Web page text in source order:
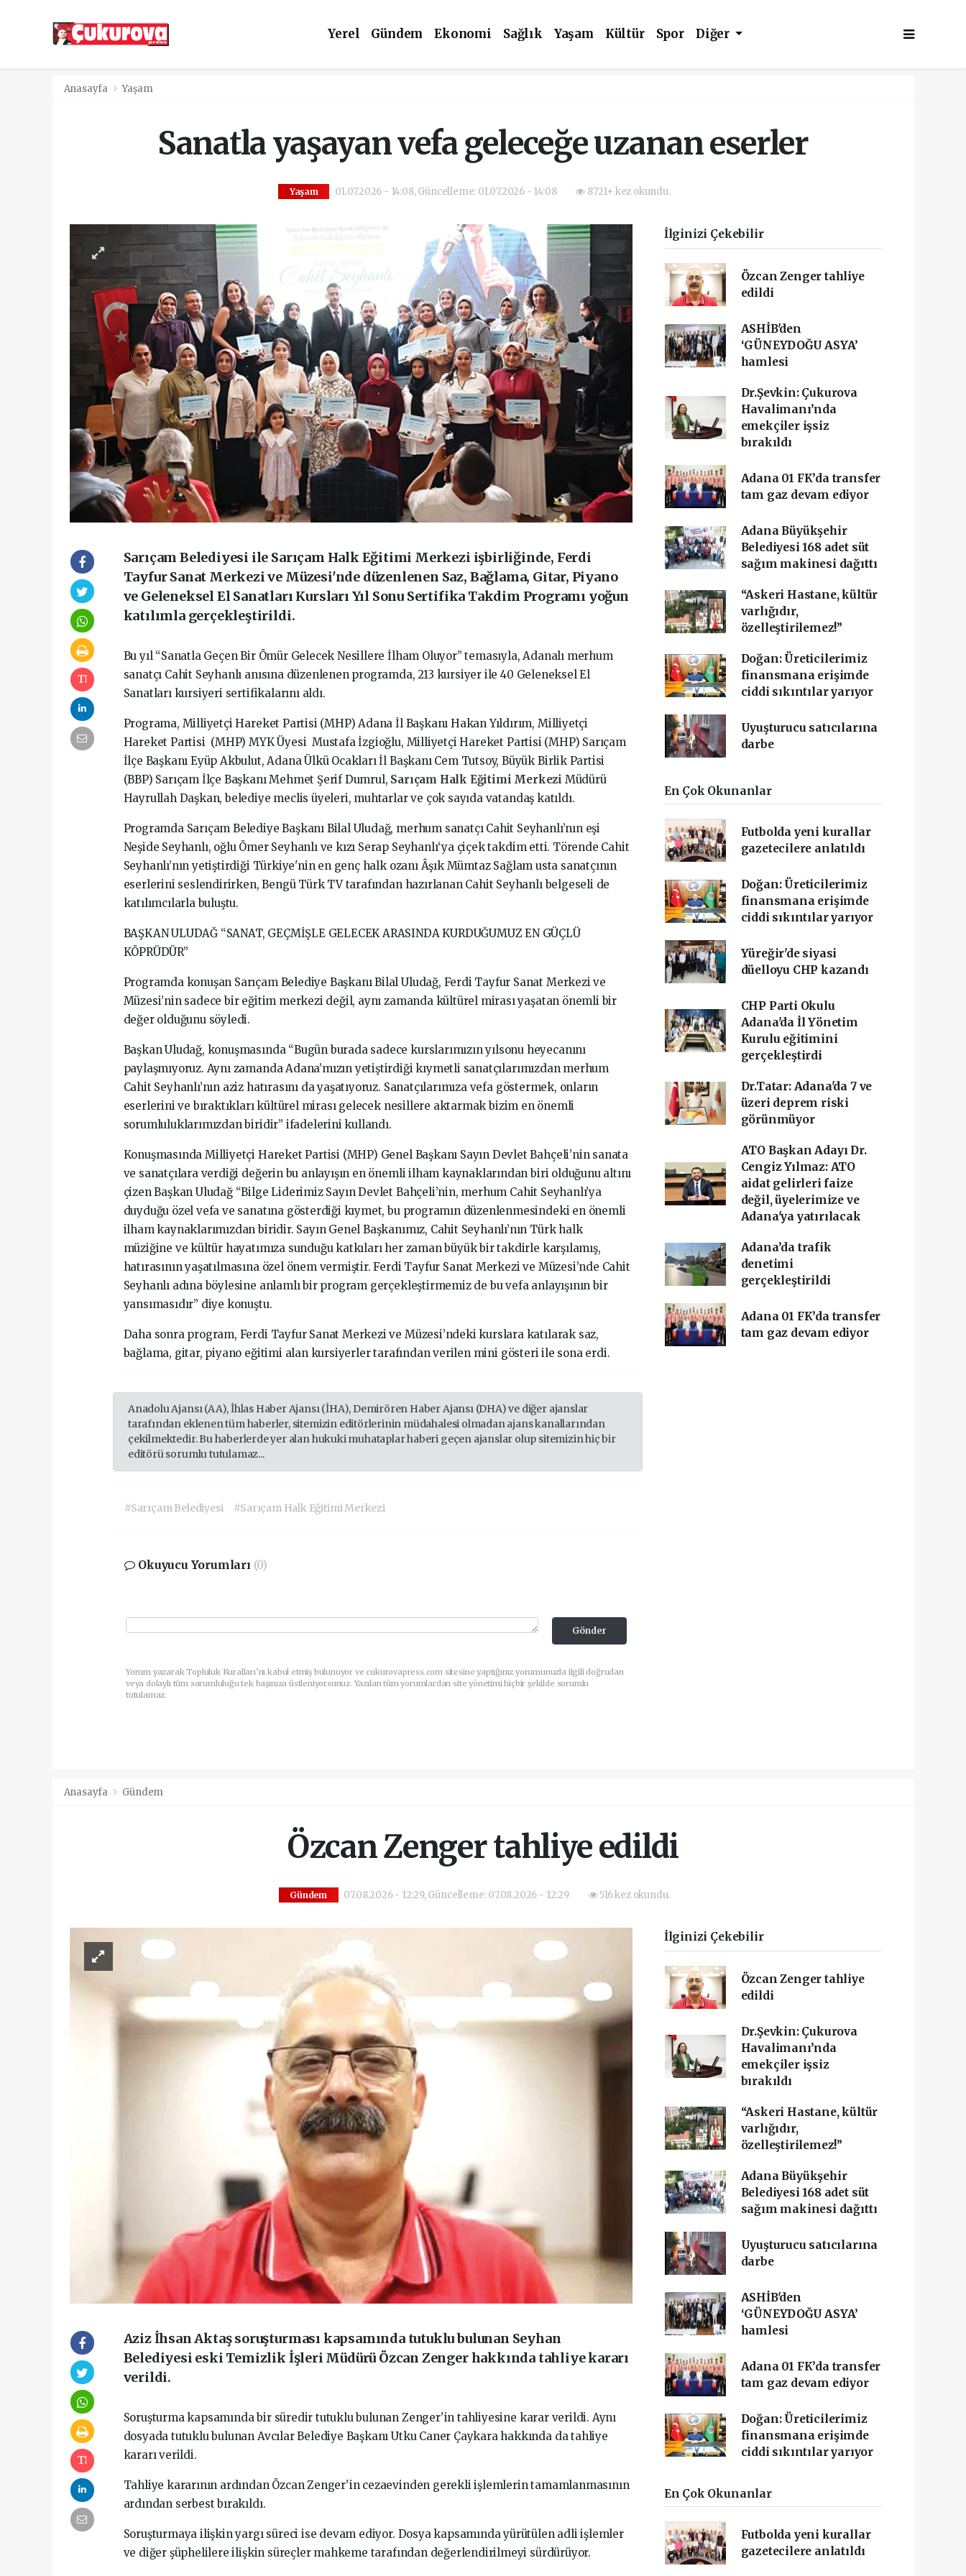
Yerel Gündem Ekonomi Sağlık Yaşam Kültür Spor Diğer
Anasayfa Yaşam
Sanatla yaşayan vefa geleceğe uzanan eserler
Yaşam 01.07.2026 - 14:08, Güncelleme: 01.07.2026 - 14:08 8721+ kez okundu.
Sarıçam Belediyesi ile Sarıçam Halk Eğitimi Merkezi işbirliğinde, Ferdi
Tayfur Sanat Merkezi ve Müzesi'nde düzenlenen Saz, Bağlama, Gitar, Piyano
ve Geleneksel El Sanatları Kursları Yıl Sonu Sertifika Takdim Programı yoğun
katılımla gerçekleştirildi.
Bu yıl “Sanatla Geçen Bir Ömür Gelecek Nesillere İlham Oluyor” temasıyla, Adanalı merhum
sanatçı Cahit Seyhanlı anısına düzenlenen programda, 213 kursiyer ile 40 Geleneksel El
Sanatları kursiyeri sertifikalarını aldı.
Programa, Milliyetçi Hareket Partisi (MHP) Adana İl Başkanı Hakan Yıldırım, Milliyetçi
Hareket Partisi (MHP) MYK Üyesi Mustafa İzgioğlu, Milliyetçi Hareket Partisi (MHP) Sarıçam
İlçe Başkanı Eyüp Akbulut, Adana Ülkü Ocakları İl Başkanı Cem Tutsoy, Büyük Birlik Partisi
(BBP) Sarıçam İlçe Başkanı Mehmet Şerif Dumrul, Sarıçam Halk Eğitimi Merkezi Müdürü
Hayrullah Daşkan, belediye meclis üyeleri, muhtarlar ve çok sayıda vatandaş katıldı.
Programda Sarıçam Belediye Başkanı Bilal Uludağ, merhum sanatçı Cahit Seyhanlı’nın eşi
Neşide Seyhanlı, oğlu Ömer Seyhanlı ve kızı Serap Seyhanlı‘ya çiçek takdim etti. Törende Cahit
Seyhanlı’nın yetiştirdiği Türkiye'nin en genç halk ozanı Âşık Mümtaz Sağlam usta sanatçının
eserlerini seslendirirken, Bengü Türk TV tarafından hazırlanan Cahit Seyhanlı belgeseli de
katılımcılarla buluştu.
BAŞKAN ULUDAĞ “SANAT, GEÇMİŞLE GELECEK ARASINDA KURDUĞUMUZ EN GÜÇLÜ
KÖPRÜDÜR”
Programda konuşan Sarıçam Belediye Başkanı Bilal Uludağ, Ferdi Tayfur Sanat Merkezi ve
Müzesi’nin sadece bir eğitim merkezi değil, aynı zamanda kültürel mirası yaşatan önemli bir
değer olduğunu söyledi.
Başkan Uludağ, konuşmasında “Bugün burada sadece kurslarımızın yılsonu heyecanını
paylaşmıyoruz. Aynı zamanda Adana’mızın yetiştirdiği kıymetli sanatçılarımızdan merhum
Cahit Seyhanlı’nın aziz hatırasını da yaşatıyoruz. Sanatçılarımıza vefa göstermek, onların
eserlerini ve bıraktıkları kültürel mirası gelecek nesillere aktarmak bizim en önemli
sorumluluklarımızdan biridir” ifadelerini kullandı.
Konuşmasında Milliyetçi Hareket Partisi (MHP) Genel Başkanı Sayın Devlet Bahçeli’nin sanata
ve sanatçılara verdiği değerin bu anlayışın en önemli ilham kaynaklarından biri olduğunu altını
çizen Başkan Uludağ “Bilge Liderimiz Sayın Devlet Bahçeli’nin, merhum Cahit Seyhanlı’ya
duyduğu özel vefa ve sanatına gösterdiği kıymet, bu programın düzenlenmesindeki en önemli
ilham kaynaklarımızdan biridir. Sayın Genel Başkanımız, Cahit Seyhanlı’nın Türk halk
müziğine ve kültür hayatımıza sunduğu katkıları her zaman büyük bir takdirle karşılamış,
hatırasının yaşatılmasına özel önem vermiştir. Ferdi Tayfur Sanat Merkezi ve Müzesi’nde Cahit
Seyhanlı adına böylesine anlamlı bir program gerçekleştirmemiz de bu vefa anlayışının bir
yansımasıdır” diye konuştu.
Daha sonra program, Ferdi Tayfur Sanat Merkezi ve Müzesi’ndeki kurslara katılarak saz,
bağlama, gitar, piyano eğitimi alan kursiyerler tarafından verilen mini gösteri ile sona erdi.
Anadolu Ajansı (AA), İhlas Haber Ajansı (İHA), Demirören Haber Ajansı (DHA) ve diğer ajanslar
tarafından eklenen tüm haberler, sitemizin editörlerinin müdahalesi olmadan ajans kanallarından
çekilmektedir. Bu haberlerde yer alan hukuki muhataplar haberi geçen ajanslar olup sitemizin hiç bir
editörü sorumlu tutulamaz...
#Sarıçam Belediyesi #Sarıçam Halk Eğitimi Merkezi
Okuyucu Yorumları (0)
Gönder
Yorum yazarak Topluluk Kuralları’nı kabul etmiş bulunuyor ve cukurovapress.com sitesine yaptığınız yorumunuzla ilgili doğrudan
veya dolaylı tüm sorumluluğu tek başınıza üstleniyorsunuz. Yazılan tüm yorumlardan site yönetimi hiçbir şekilde sorumlu
tutulamaz.
İlginizi Çekebilir
Özcan Zenger tahliye
edildi
ASHİB'den
‘GÜNEYDOĞU ASYA’
hamlesi
Dr.Şevkin: Çukurova
Havalimanı’nda
emekçiler işsiz
bırakıldı
Adana 01 FK’da transfer
tam gaz devam ediyor
Adana Büyükşehir
Belediyesi 168 adet süt
sağım makinesi dağıttı
“Askeri Hastane, kültür
varlığıdır,
özelleştirilemez!”
Doğan: Üreticilerimiz
finansmana erişimde
ciddi sıkıntılar yarıyor
Uyuşturucu satıcılarına
darbe
En Çok Okunanlar
Futbolda yeni kurallar
gazetecilere anlatıldı
Doğan: Üreticilerimiz
finansmana erişimde
ciddi sıkıntılar yarıyor
Yüreğir'de siyasi
düelloyu CHP kazandı
CHP Parti Okulu
Adana'da İl Yönetim
Kurulu eğitimini
gerçekleştirdi
Dr.Tatar: Adana'da 7 ve
üzeri deprem riski
görünmüyor
ATO Başkan Adayı Dr.
Cengiz Yılmaz: ATO
aidat gelirleri faize
değil, üyelerimize ve
Adana'ya yatırılacak
Adana’da trafik
denetimi
gerçekleştirildi
Adana 01 FK’da transfer
tam gaz devam ediyor
Anasayfa Gündem
Özcan Zenger tahliye edildi
Gündem 07.08.2026 - 12:29, Güncelleme: 07.08.2026 - 12:29 516 kez okundu.
Aziz İhsan Aktaş soruşturması kapsamında tutuklu bulunan Seyhan
Belediyesi eski Temizlik İşleri Müdürü Özcan Zenger hakkında tahliye kararı
verildi.
Soruşturma kapsamında bir süredir tutuklu bulunan Zenger'in tahliyesine karar verildi. Aynı
dosyada tutuklu bulunan Avcılar Belediye Başkanı Utku Caner Çaykara hakkında da tahliye
kararı verildi.
Tahliye kararının ardından Özcan Zenger'in cezaevinden gerekli işlemlerin tamamlanmasının
ardından serbest bırakıldı.
Soruşturmaya ilişkin yargı süreci ise devam ediyor. Dosya kapsamında yürütülen adli işlemler
ve diğer şüphelilere ilişkin süreçler mahkeme tarafından değerlendirilmeyi sürdürüyor.
İlginizi Çekebilir
Özcan Zenger tahliye
edildi
Dr.Şevkin: Çukurova
Havalimanı’nda
emekçiler işsiz
bırakıldı
“Askeri Hastane, kültür
varlığıdır,
özelleştirilemez!”
Adana Büyükşehir
Belediyesi 168 adet süt
sağım makinesi dağıttı
Uyuşturucu satıcılarına
darbe
ASHİB'den
‘GÜNEYDOĞU ASYA’
hamlesi
Adana 01 FK’da transfer
tam gaz devam ediyor
Doğan: Üreticilerimiz
finansmana erişimde
ciddi sıkıntılar yarıyor
En Çok Okunanlar
Futbolda yeni kurallar
gazetecilere anlatıldı